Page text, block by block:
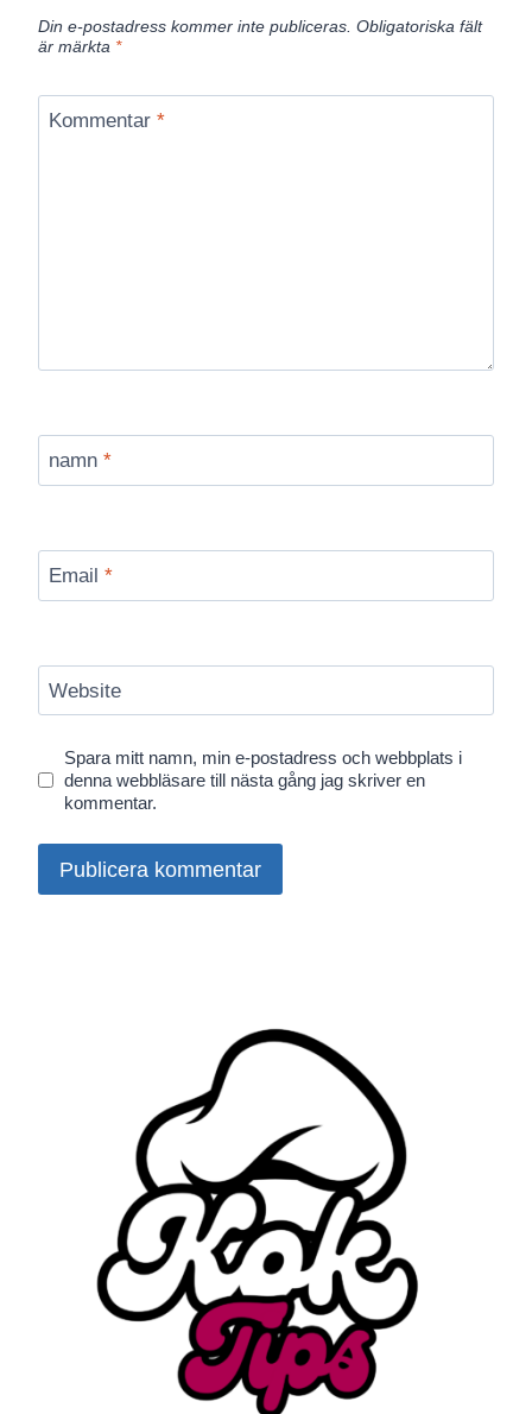
Din e-postadress kommer inte publiceras. Obligatoriska fält
är märkta *
Kommentar *
namn *
Email *
Website
Spara mitt namn, min e-postadress och webbplats i
denna webbläsare till nästa gång jag skriver en
kommentar.